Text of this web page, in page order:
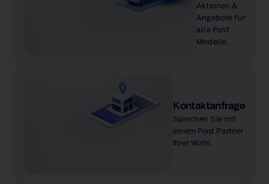
Aktionen &
Angebote für
alle Ford
Modelle.
Kontaktanfrage
Sprechen Sie mit
einem Ford Partner
Ihrer Wahl.